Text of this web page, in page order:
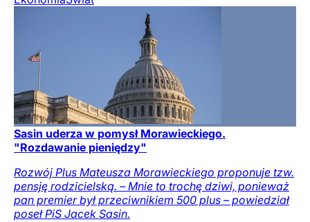
Sasin uderza w pomysł Morawieckiego.
"Rozdawanie pieniędzy"
Rozwój Plus Mateusza Morawieckiego proponuje tzw.
pensję rodzicielską. – Mnie to trochę dziwi, ponieważ
pan premier był przeciwnikiem 500 plus – powiedział
poseł PiS Jacek Sasin.